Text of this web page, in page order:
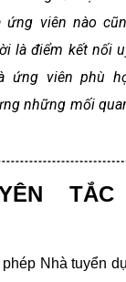
ứng viên nào
là điểm kết nối
ứng viên phù
những mối
TẮC
Nhà tuyển